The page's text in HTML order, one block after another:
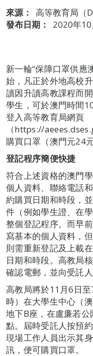
來源：
高等教育局（
發布日期：
2020年
新一輪“保障口罩供應
始，凡正於外地高校
讀因升讀高教課程而
學生，可於澳門時間
登入高等教育局網頁
（https://
購買口罩（澳門元24
登記程序簡便快捷
符合上述資格的澳門
個人資料、聯絡電話
約購買日期和時段，
件（例如學生證、在
整個登記程序。而早
寫基本的個人資料，
則需重新登記及上載
日期和時段。高教局
確認電郵，並向受託人
高教局將於11月6日
時）在大學生中心（
地下B座，在盧廉若
點。屆時受託人按預
現場工作人員出示其
訊，便可購買口罩。